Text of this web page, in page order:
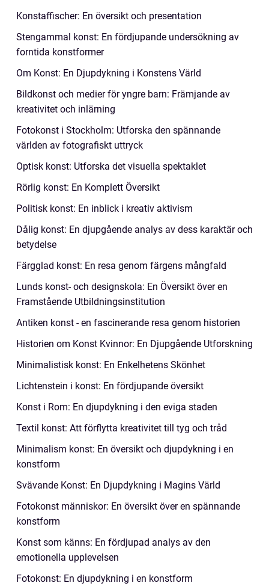
Konstaffischer: En översikt och presentation
Stengammal konst: En fördjupande undersökning av
forntida konstformer
Om Konst: En Djupdykning i Konstens Värld
Bildkonst och medier för yngre barn: Främjande av
kreativitet och inlärning
Fotokonst i Stockholm: Utforska den spännande
världen av fotografiskt uttryck
Optisk konst: Utforska det visuella spektaklet
Rörlig konst: En Komplett Översikt
Politisk konst: En inblick i kreativ aktivism
Dålig konst: En djupgående analys av dess karaktär och
betydelse
Färgglad konst: En resa genom färgens mångfald
Lunds konst- och designskola: En Översikt över en
Framstående Utbildningsinstitution
Antiken konst - en fascinerande resa genom historien
Historien om Konst Kvinnor: En Djupgående Utforskning
Minimalistisk konst: En Enkelhetens Skönhet
Lichtenstein i konst: En fördjupande översikt
Konst i Rom: En djupdykning i den eviga staden
Textil konst: Att förflytta kreativitet till tyg och tråd
Minimalism konst: En översikt och djupdykning i en
konstform
Svävande Konst: En Djupdykning i Magins Värld
Fotokonst människor: En översikt över en spännande
konstform
Konst som känns: En fördjupad analys av den
emotionella upplevelsen
Fotokonst: En djupdykning i en konstform